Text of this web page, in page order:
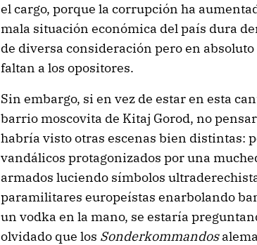
el cargo, porque la corrupción ha
mala situación económica del país dura
de diversa consideración pero en
faltan a los opositores.
Sin embargo, si en vez de estar en esta
barrio moscovita de Kitaj Gorod, no
habría visto otras escenas bien distintas:
vandálicos protagonizados por una
armados luciendo símbolos
paramilitares europeístas enarbolando
un vodka en la mano, se estaría
olvidado que los Sonderkommandos